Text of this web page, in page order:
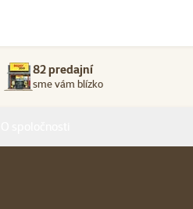
82 predajní
sme vám blízko